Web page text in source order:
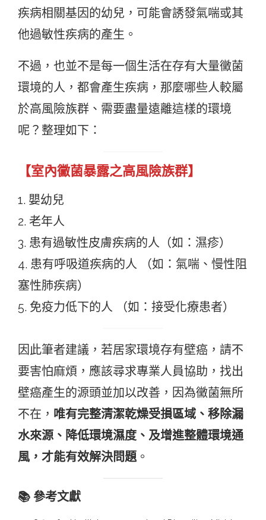
疾病相關基因的幼兒，可能會誘發氣喘或其
他過敏性疾病的產生。
不過，也並不是每一個生活在存有大量黴菌
環境的人，都會產生疾病，那麼哪些人較屬
於高風險族群、需要盡量遠離這樣的環境
呢？整理如下：
【室內黴菌暴露之高風險族群】
1. 嬰幼兒
2. 老年人
3. 患有過敏性皮膚疾病的人（如：濕疹）
4. 患有呼吸道疾病的人 （如：氣喘、慢性阻
塞性肺疾病）
5. 免疫力低下的人 （如：接受化療患者）
因此筆者建議，若居家環境存有壁癌，請不
要害怕麻煩，應該尋求專業人員協助，找出
壁癌產生的源頭並加以改善，因為黴菌無所
不在， 唯有完整清潔乾燥受損區域、移除漏
水來源、降低環境濕度、及增進整體環境通
風，才能有效解決問題。
📚 參考文獻